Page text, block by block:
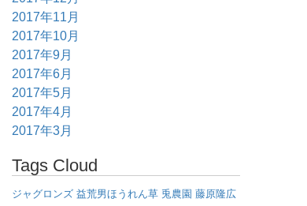
2017年11月
2017年10月
2017年9月
2017年6月
2017年5月
2017年4月
2017年3月
Tags Cloud
ジャグロンズ 益荒男ほうれん草 兎農園 藤原隆広